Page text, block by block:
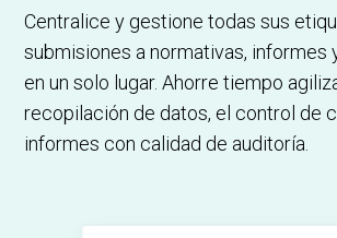
Centralice y gestione todas sus
submisiones a normativas, informes
en un solo lugar. Ahorre tiempo
recopilación de datos, el control de
informes con calidad de auditoría.